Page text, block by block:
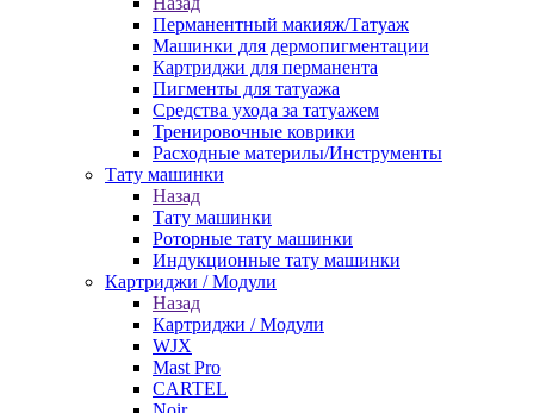
Перманентный макияж/Татуаж
Машинки для дермопигментации
Картриджи для перманента
Пигменты для татуажа
Средства ухода за татуажем
Тренировочные коврики
Расходные материлы/Инструменты
Тату машинки
Назад
Тату машинки
Роторные тату машинки
Индукционные тату машинки
Картриджи / Модули
Назад
Картриджи / Модули
WJX
Mast Pro
CARTEL